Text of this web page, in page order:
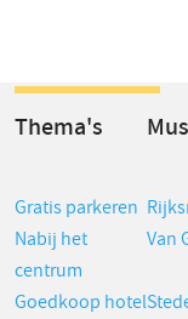
Thema's
Gratis parkeren
Nabij het
centrum
Van
Goedkoop hotel